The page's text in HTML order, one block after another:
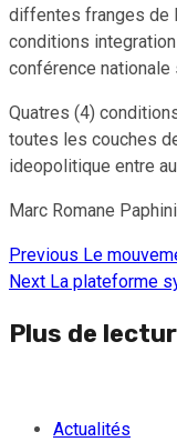
diffentes franges de
conditions
conférence nationale
Quatres (4)
toutes les couches
ideopolitique entre
Marc Romane
Continue
Reading
Previous Le
Next La plateforme
Plus de
Actualités